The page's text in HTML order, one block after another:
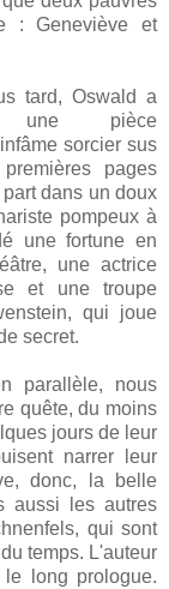
: Geneviève et
tard, Oswald a
pièce
sorcier sus
pages
dans un doux
pompeux à
une fortune en
une actrice
et une troupe
qui joue
secret.
parallèle, nous
quête, du moins
jours de leur
narrer leur
donc, la belle
aussi les autres
qui sont
temps. L'auteur
long prologue.